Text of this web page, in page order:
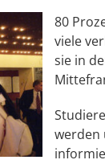
80
viele
sie in
werden